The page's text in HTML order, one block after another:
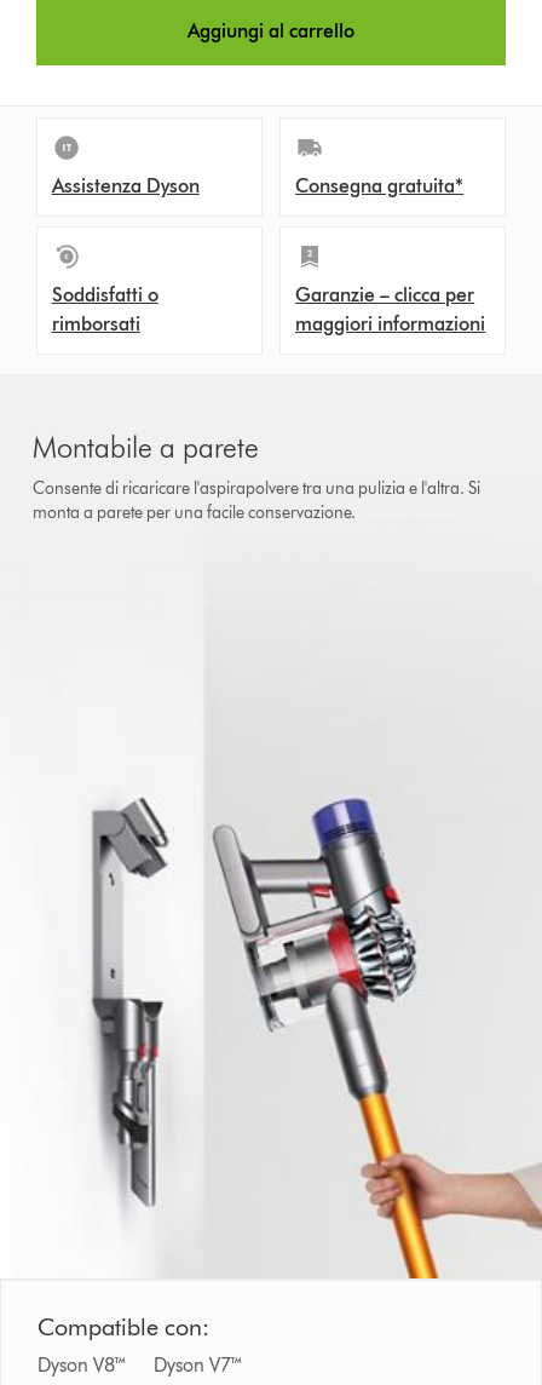
Aggiungi al carrello
Assistenza Dyson Consegna gratuita*
Soddisfatti o
rimborsati
Garanzie – clicca per
maggiori informazioni
Montabile a parete
Consente di ricaricare l'aspirapolvere tra una pulizia e l'altra. Si
monta a parete per una facile conservazione.
Compatible con:
Dyson V8™ Dyson V7™